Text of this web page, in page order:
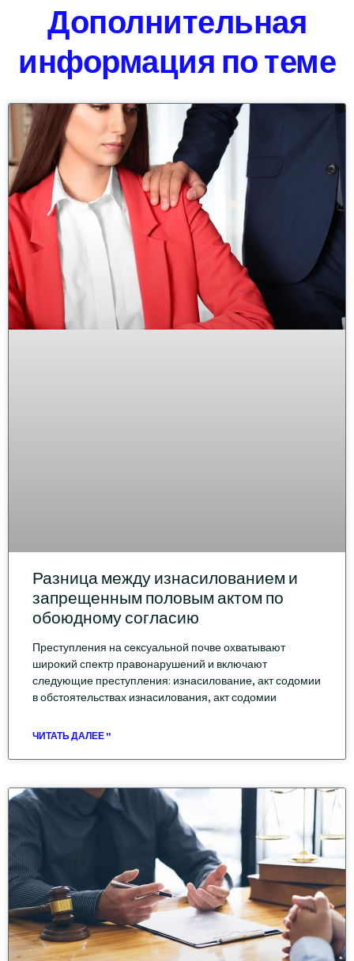
Дополнительная
информация по теме
Разница между изнасилованием и
запрещенным половым актом по
обоюдному согласию
Преступления на сексуальной почве охватывают
широкий спектр правонарушений и включают
следующие преступления: изнасилование, акт содомии
в обстоятельствах изнасилования, акт содомии
ЧИТАТЬ ДАЛЕЕ "